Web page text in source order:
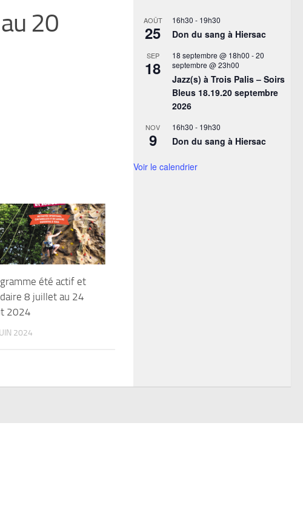
20
été actif et
8 juillet au 24
2024
2024
AOÛT
25
16h30 - 19h30
Don du sang à Hiersac
SEP
18
18 septembre @ 18h00 -20
septembre @ 23h00
Jazz(s) à Trois Palis – Soirs
Bleus 18.19.20 septembre
2026
NOV
9
16h30 - 19h30
Don du sang à Hiersac
Voir le calendrier